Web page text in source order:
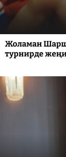
Жоламан
турнирде